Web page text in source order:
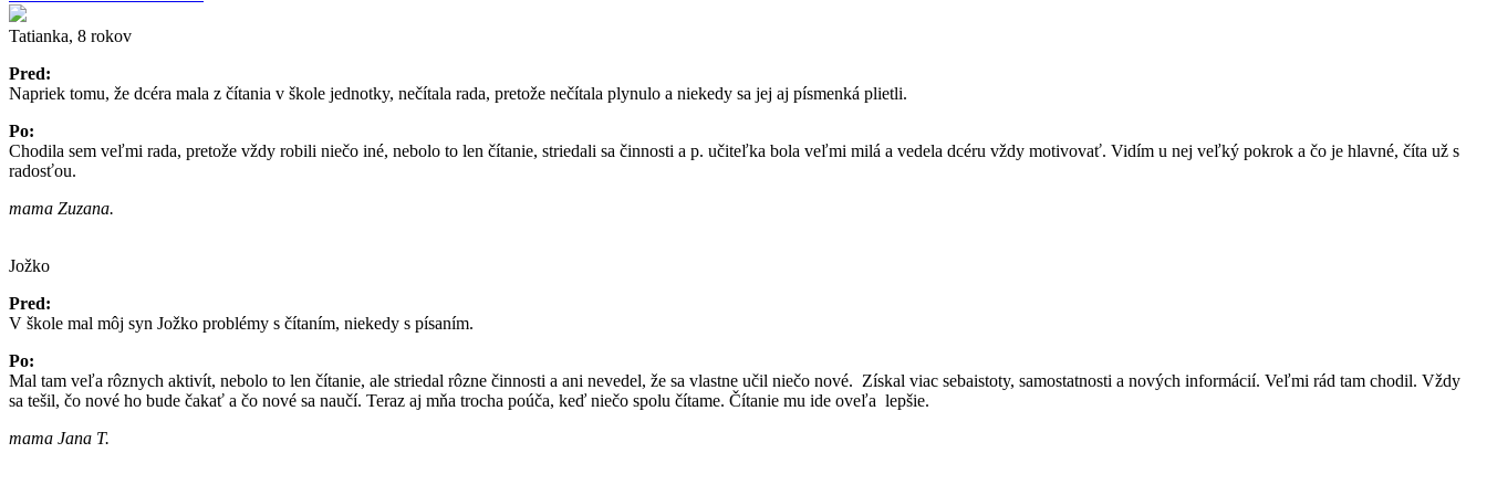
Tatianka, 8 rokov
Pred:
Napriek tomu, že dcéra mala z čítania v škole jednotky, nečítala rada, pretože nečítala plynulo a niekedy sa jej aj písmenká plietli.
Po:
Chodila sem veľmi rada, pretože vždy robili niečo iné, nebolo to len čítanie, striedali sa činnosti a p. učiteľka bola veľmi milá a vedela dcéru vždy motivovať. Vidím u nej veľký pokrok a čo je hlavné, číta už s
radosťou.
mama Zuzana.
Jožko
Pred:
V škole mal môj syn Jožko problémy s čítaním, niekedy s písaním.
Po:
Mal tam veľa rôznych aktivít, nebolo to len čítanie, ale striedal rôzne činnosti a ani nevedel, že sa vlastne učil niečo nové. Získal viac sebaistoty, samostatnosti a nových informácií. Veľmi rád tam chodil. Vždy
sa tešil, čo nové ho bude čakať a čo nové sa naučí. Teraz aj mňa trocha poúča, keď niečo spolu čítame. Čítanie mu ide oveľa lepšie.
mama Jana T.